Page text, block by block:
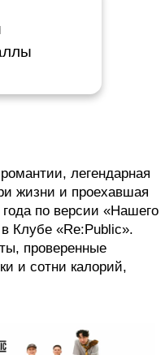
легендарная
жизни и проехавшая
по версии «Нашего
Клубе «Re:Public».
проверенные
и сотни калорий,